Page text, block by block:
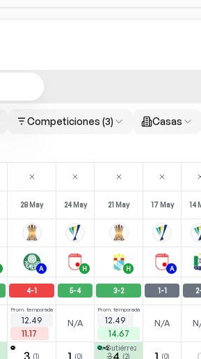
Competiciones (3) Casas
28 May 24 May 21 May 17 May 14
A H H A
4-1 5-4 3-2 1-1 2
Prom. temporada
12.49
11.17
N/A
Prom. temporada
12.49
14.67
N/A
⚽
3 (1) 1 (0)
⚽×2Gutiérrez
34 (2) 1 (0)